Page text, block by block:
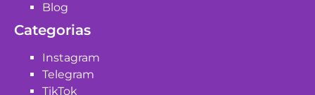
Blog
Categorias
Instagram
Telegram
TikTok